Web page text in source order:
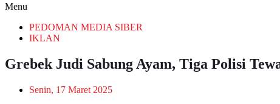
Menu
PEDOMAN MEDIA SIBER
IKLAN
Grebek Judi Sabung Ayam, Tiga Polisi
Senin, 17 Maret 2025